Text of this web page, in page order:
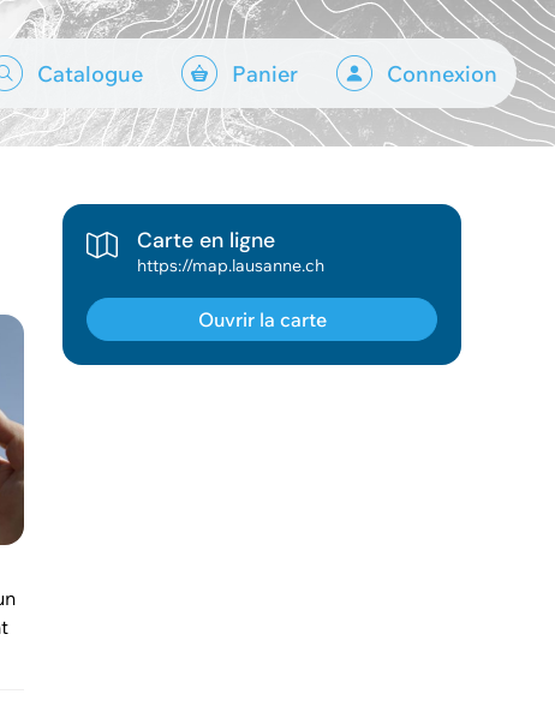
Catalogue Panier Connexion
Carte en ligne
https://map.lausanne.ch
Ouvrir la carte